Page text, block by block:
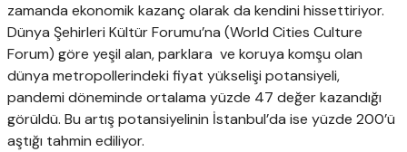
zamanda ekonomik kazanç olarak da kendini hissettiriyor.
Dünya Şehirleri Kültür Forumu’na (World Cities Culture
Forum) göre yeşil alan, parklara ve koruya komşu olan
dünya metropollerindeki fiyat yükselişi potansiyeli,
pandemi döneminde ortalama yüzde 47 değer kazandığı
görüldü. Bu artış potansiyelinin İstanbul’da ise yüzde 200’ü
aştığı tahmin ediliyor.